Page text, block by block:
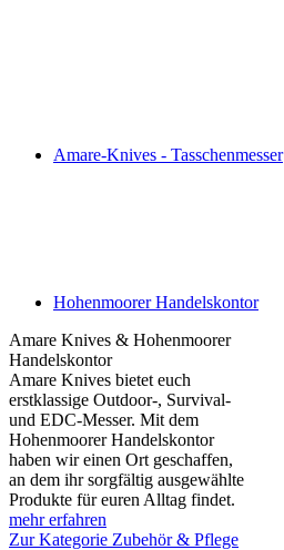
Amare-Knives - Tasschenmesser
Hohenmoorer Handelskontor
Amare Knives & Hohenmoorer
Handelskontor
Amare Knives bietet euch
erstklassige Outdoor-, Survival-
und EDC-Messer. Mit dem
Hohenmoorer Handelskontor
haben wir einen Ort geschaffen,
an dem ihr sorgfältig ausgewählte
Produkte für euren Alltag findet.
mehr erfahren
Zur Kategorie Zubehör & Pflege